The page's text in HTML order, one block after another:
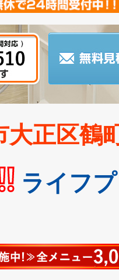
大正区鶴
ライフ